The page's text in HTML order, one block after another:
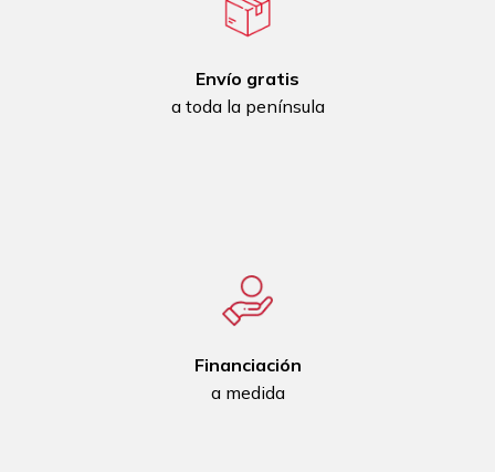
Envío gratis
a toda la península
Financiación
a medida